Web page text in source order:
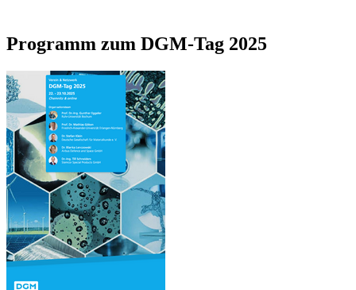
Programm zum DGM-Tag 2025